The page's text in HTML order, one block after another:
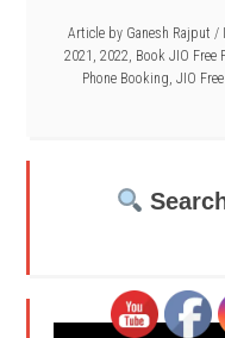
Article by Ganesh Rajput /
2021 , 2022, Book JIO Free
Phone Booking, JIO